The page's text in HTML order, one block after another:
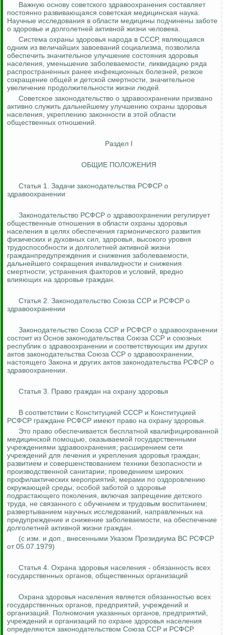
Важную основу советского здравоохранения составляет
постоянно развивающаяся советская медицинская наука.
Научные исследования в области медицины подчинены заботе
о здоровье и долголетней активной жизни человека.
Система охраны здоровья народа в СССР, являющаяся
одним из величайших завоеваний социализма, позволила
обеспечить значительное улучшение состояния здоровья
населения, уменьшение заболеваемости, ликвидацию ряда
распространенных ранее инфекционных болезней, резкое
сокращение общей и детской смертности, значительное
увеличение продолжительности жизни людей.
Советское законодательство о здравоохранении призвано
активно служить дальнейшему улучшению охраны здоровья
населения, укреплению законности в этой области
общественных отношений.
Раздел I
ОБЩИЕ ПОЛОЖЕНИЯ
Статья 1. Задачи законодательства РСФСР о
здравоохранении
Законодательство РСФСР о здравоохранении регулирует
общественные отношения в области охраны здоровья
населения в целях обеспечения гармонического развития
физических и духовных сил, здоровья, высокого уровня
трудоспособности и долголетней активной жизни
гражданпредупреждения и снижения заболеваемости,
дальнейшего сокращения инвалидности и снижения
смертности; устранения факторов и условий, вредно
влияющих на здоровье граждан.
Статья 2. Законодательство Союза ССР и РСФСР о
здравоохранении
Законодательство Союза ССР и РСФСР о здравоохранении
состоит из Основ законодательства Союза ССР и союзных
республик о здравоохранении и соответствующих им других
актов законодательства Союза ССР о здравоохранении,
настоящего Закона и других актов законодательства РСФСР о
здравоохранении.
Статья 3. Право граждан на охрану здоровья
В соответствии с Конституцией СССР и Конституцией
РСФСР граждане РСФСР имеют право на охрану здоровья.
Это право обеспечивается бесплатной квалифицированной
медицинской помощью, оказываемой государственными
учреждениями здравоохранения; расширением сети
учреждений для лечения и укрепления здоровья граждан;
развитием и совершенствованием техники безопасности и
производственной санитарии; проведением широких
профилактических мероприятий; мерами по оздоровлению
окружающей среды; особой заботой о здоровье
подрастающего поколения, включая запрещение детского
труда, не связанного с обучением и трудовым воспитанием;
развертыванием научных исследований, направленных на
предупреждение и снижение заболеваемости, на обеспечение
долголетней активной жизни граждан.
(с изм. и доп., внесенными Указом Президиума ВС РСФСР
от 05.07.1979)
Статья 4. Охрана здоровья населения - обязанность всех
государственных органов, общественных организаций
Охрана здоровья населения является обязанностью всех
государственных органов, предприятий, учреждений и
организаций. Полномочия указанных органов, предприятий,
учреждений и организаций по охране здоровья населения
определяются законодательством Союза ССР и РСФСР.